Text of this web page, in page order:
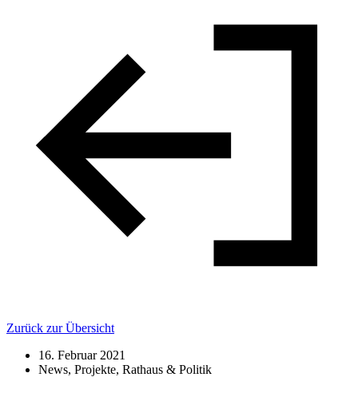
Zurück zur Übersicht
16. Februar 2021
News, Projekte, Rathaus & Politik